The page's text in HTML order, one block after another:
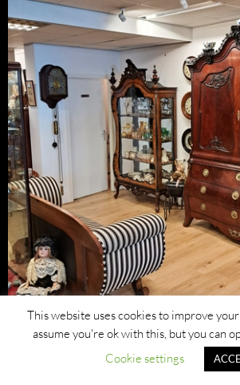
This website uses cookies to improve
assume you're ok with this, but you can
Cookie settings